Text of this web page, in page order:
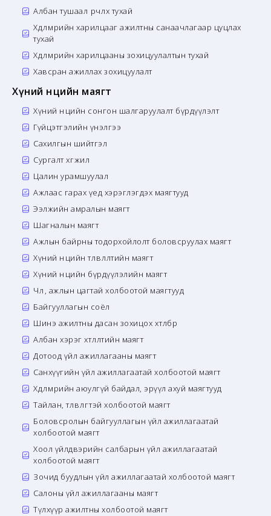
Албан тушаал өөрчлөх тухай
Хөдөлмөрийн харилцааг ажилтны санаачлагаар цуцлах
тухай
Хөдөлмөрийн харилцааны зохицуулалтын тухай
Хавсран ажиллах зохицуулалт
Хүний нөөцийн маягт
Хүний нөөцийн сонгон шалгаруулалт бүрдүүлэлт
Гүйцэтгэлийн үнэлгээ
Сахилгын шийтгэл
Сургалт хөгжил
Цалин урамшуулал
Ажлаас гарах үед хэрэглэгдэх маягтууд
Ээлжийн амралын маягт
Шагналын маягт
Ажлын байрны тодорхойлолт боловсруулах маягт
Хүний нөөцийн төлөвлөлтийн маягт
Хүний нөөцийн бүрдүүлэлийн маягт
Чөлөө, ажлын цагтай холбоотой маягтууд
Байгууллагын соёл
Шинэ ажилтны дасан зохицох хөтөлбөр
Албан хэрэг хөтлөлтийн маягт
Дотоод үйл ажиллагааны маягт
Санхүүгийн үйл ажиллагаатай холбоотой маягт
Хөдөлмөрийн аюулгүй байдал, эрүүл ахуй маягтууд
Тайлан, төлөвлөгөөтэй холбоотой маягт
Боловсролын байгууллагын үйл ажиллагаатай
холбоотой маягт
Хоол үйлдвэрийн салбарын үйл ажиллагаатай
холбоотой маягт
Зочид буудлын үйл ажиллагаатай холбоотой маягт
Салоны үйл ажиллагааны маягт
Түлхүүр ажилтны холбоотой маягт